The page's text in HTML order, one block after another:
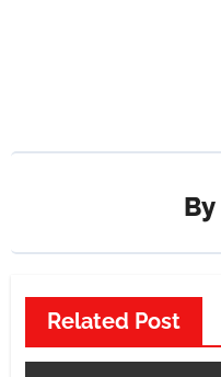
By
Related Post